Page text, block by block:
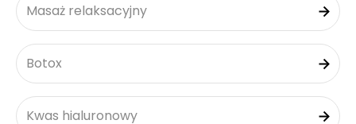
Masaż relaksacyjny
Botox
Kwas hialuronowy